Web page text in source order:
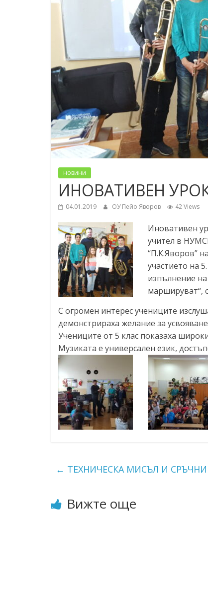
новини
ИНОВАТИВЕН
04.01.2019 ОУ Пейо Яворов 42 Views
Иновативен
учител в
“П.К.Яворов”
участието на
изпълнение
маршируват“,
С огромен интерес учениците
демонстрираха желание за
Учениците от 5 клас показаха
Музиката е универсален език,
← ТЕХНИЧЕСКА МИСЪЛ И
Вижте още